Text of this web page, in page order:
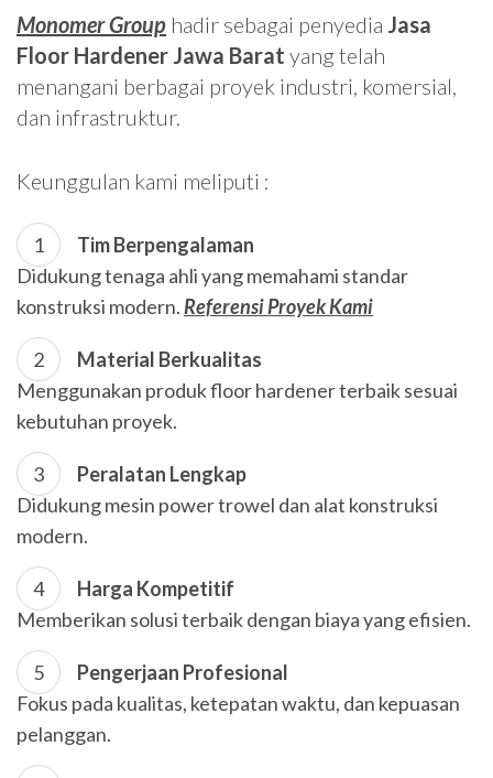
Monomer Group hadir sebagai penyedia Jasa
Floor Hardener Jawa Barat yang telah
menangani berbagai proyek industri, komersial,
dan infrastruktur.
Keunggulan kami meliputi :
Tim Berpengalaman
Didukung tenaga ahli yang memahami standar
konstruksi modern.Referensi Proyek Kami
Material Berkualitas
Menggunakan produk floor hardener terbaik sesuai
kebutuhan proyek.
Peralatan Lengkap
Didukung mesin power trowel dan alat konstruksi
modern.
Harga Kompetitif
Memberikan solusi terbaik dengan biaya yang efisien.
Pengerjaan Profesional
Fokus pada kualitas, ketepatan waktu, dan kepuasan
pelanggan.